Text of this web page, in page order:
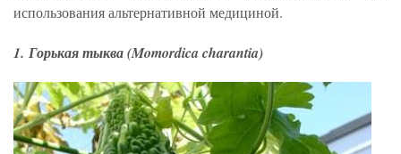
использования альтернативной медициной.
1. Горькая тыква (Momordica charantia)